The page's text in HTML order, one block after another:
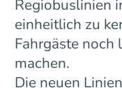
Regiobuslinien
einheitlich zu
Fahrgäste noch
machen.
Die neuen